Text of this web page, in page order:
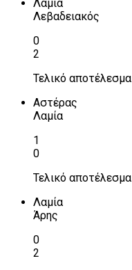
Λαμία
Λεβαδειακός
0
2
Τελικό αποτέλεσμα
Αστέρας
Λαμία
1
0
Τελικό αποτέλεσμα
Λαμία
Άρης
0
2